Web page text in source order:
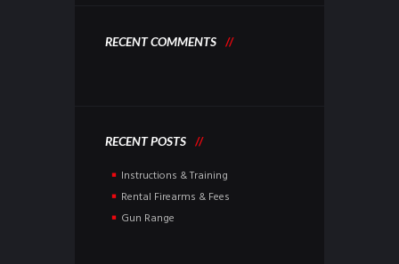
RECENT COMMENTS
RECENT POSTS
Instructions & Training
Rental Firearms & Fees
Gun Range